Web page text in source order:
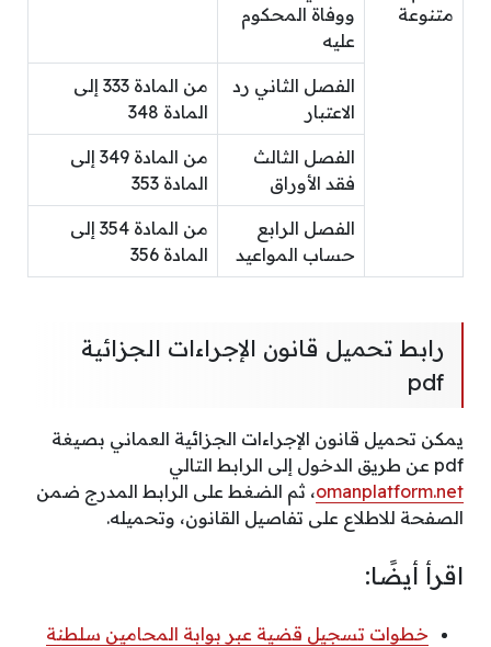
متنوعة
ووفاة المحكوم
عليه
الفصل الثاني رد
الاعتبار
من المادة 333 إلى
المادة 348
الفصل الثالث
فقد الأوراق
من المادة 349 إلى
المادة 353
الفصل الرابع
حساب المواعيد
من المادة 354 إلى
المادة 356
رابط تحميل قانون الإجراءات الجزائية
pdf
يمكن تحميل قانون الإجراءات الجزائية العماني بصيغة
pdf عن طريق الدخول إلى الرابط التالي
omanplatform.net، ثم الضغط على الرابط المدرج ضمن
الصفحة للاطلاع على تفاصيل القانون، وتحميله.
اقرأ أيضًا:
خطوات تسجيل قضية عبر بوابة المحامين سلطنة